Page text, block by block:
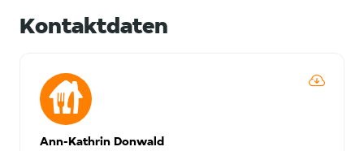
Kontaktdaten
Ann-Kathrin Donwald